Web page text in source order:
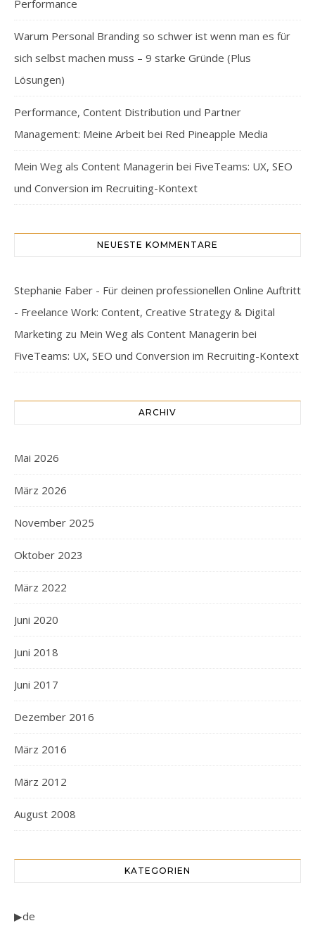
Performance
Warum Personal Branding so schwer ist wenn man es für
sich selbst machen muss – 9 starke Gründe (Plus
Lösungen)
Performance, Content Distribution und Partner
Management: Meine Arbeit bei Red Pineapple Media
Mein Weg als Content Managerin bei FiveTeams: UX, SEO
und Conversion im Recruiting-Kontext
NEUESTE KOMMENTARE
Stephanie Faber - Für deinen professionellen Online Auftritt
- Freelance Work: Content, Creative Strategy & Digital
Marketing zu Mein Weg als Content Managerin bei
FiveTeams: UX, SEO und Conversion im Recruiting-Kontext
ARCHIV
Mai 2026
März 2026
November 2025
Oktober 2023
März 2022
Juni 2020
Juni 2018
Juni 2017
Dezember 2016
März 2016
März 2012
August 2008
KATEGORIEN
▶de